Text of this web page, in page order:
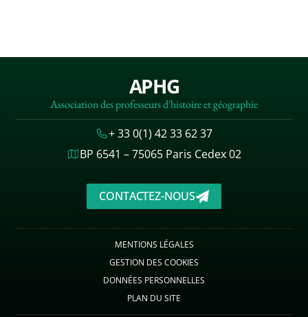
APHG
Association des professeurs d'histoire et géographie
+ 33 0(1) 42 33 62 37
BP 6541 – 75065 Paris Cedex 02
CONTACTEZ-NOUS
MENTIONS LÉGALES
GESTION DES COOKIES
DONNÉES PERSONNELLES
PLAN DU SITE